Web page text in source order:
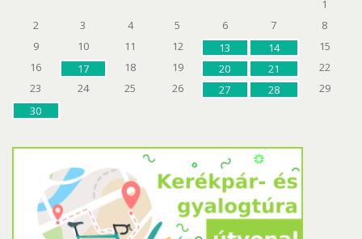
1
2
3 4 5 6 7
8
9
10 11 12 13 14
15
16
17 18 19 20 21
22
23
24 25 26 27 28
29
30